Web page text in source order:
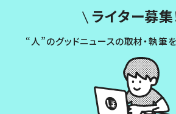
ライター募集
“人”のグッドニュースの取材・執筆